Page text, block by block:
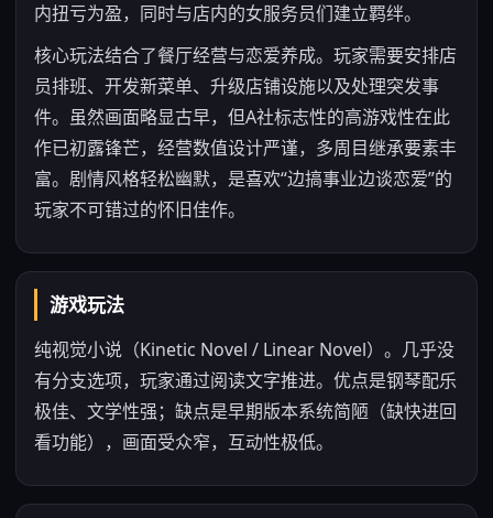
内扭亏为盈，同时与店内的女服务员们建立羁绊。
核心玩法结合了餐厅经营与恋爱养成。玩家需要安排店
员排班、开发新菜单、升级店铺设施以及处理突发事
件。虽然画面略显古早，但A社标志性的高游戏性在此
作已初露锋芒，经营数值设计严谨，多周目继承要素丰
富。剧情风格轻松幽默，是喜欢“边搞事业边谈恋爱”的
玩家不可错过的怀旧佳作。
游戏玩法
纯视觉小说（Kinetic Novel / Linear Novel）。几乎没
有分支选项，玩家通过阅读文字推进。优点是钢琴配乐
极佳、文学性强；缺点是早期版本系统简陋（缺快进回
看功能），画面受众窄，互动性极低。